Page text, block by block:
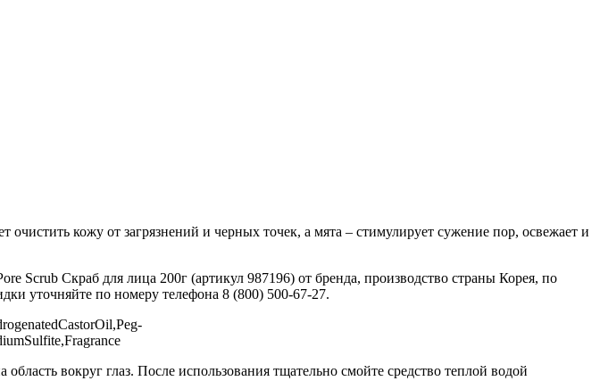
кожу от загрязнений и черных точек, а мята – стимулирует сужение пор, освежает и
Скраб для лица 200г (артикул 987196) от бренда, производство страны Корея, по
уточняйте по номеру телефона 8 (800) 500-67-27.
вокруг глаз. После использования тщательно смойте средство теплой водой